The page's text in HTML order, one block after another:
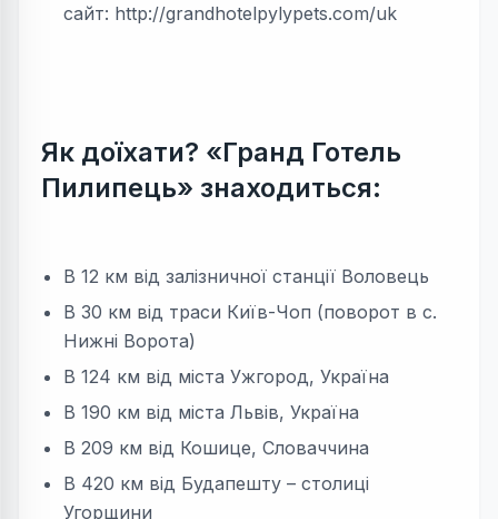
сайт: http://grandhotelpylypets.com/uk
Як доїхати? «Гранд Готель
Пилипець» знаходиться:
В 12 км від залізничної станції Воловець
В 30 км від траси Київ-Чоп (поворот в с.
Нижні Ворота)
В 124 км від міста Ужгород, Україна
В 190 км від міста Львів, Україна
В 209 км від Кошице, Словаччина
В 420 км від Будапешту – столиці
Угорщини